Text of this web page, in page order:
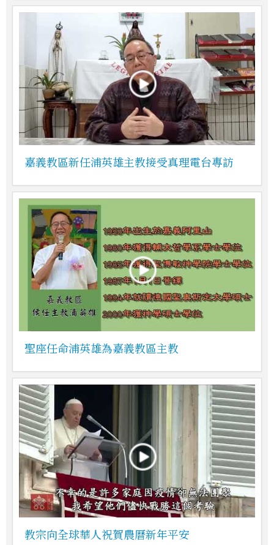
嘉義教區新任浦英雄主教接受真理電台專訪
聖座任命浦英雄為嘉義教區主教
教宗向全球華人祝賀農曆新年平安